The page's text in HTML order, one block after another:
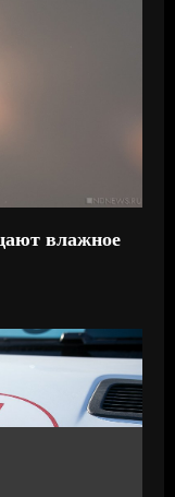
влажное